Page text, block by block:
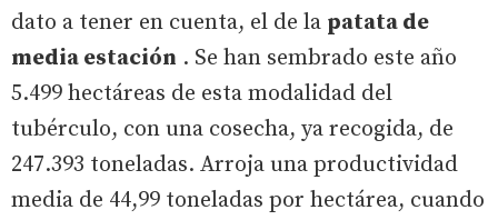
dato a tener en cuenta, el de la patata de
media estación . Se han sembrado este año
5.499 hectáreas de esta modalidad del
tubérculo, con una cosecha, ya recogida, de
247.393 toneladas. Arroja una productividad
media de 44,99 toneladas por hectárea, cuando